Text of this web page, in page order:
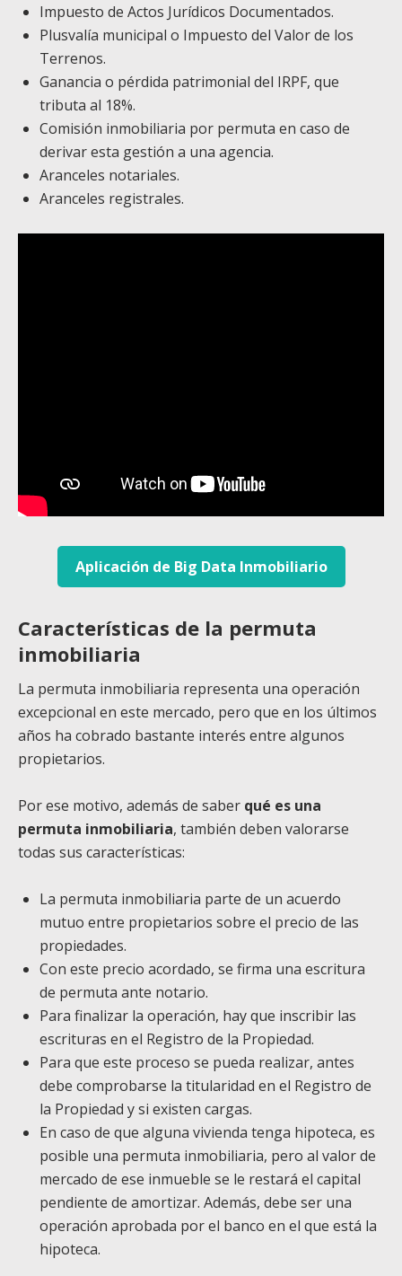
Impuesto de Actos Jurídicos Documentados.
Plusvalía municipal o Impuesto del Valor de los
Terrenos.
Ganancia o pérdida patrimonial del IRPF, que
tributa al 18%.
Comisión inmobiliaria por permuta en caso de
derivar esta gestión a una agencia.
Aranceles notariales.
Aranceles registrales.
Aplicación de Big Data Inmobiliario
Características de la permuta
inmobiliaria
La permuta inmobiliaria representa una operación
excepcional en este mercado, pero que en los últimos
años ha cobrado bastante interés entre algunos
propietarios.
Por ese motivo, además de saber qué es una
permuta inmobiliaria, también deben valorarse
todas sus características:
La permuta inmobiliaria parte de un acuerdo
mutuo entre propietarios sobre el precio de las
propiedades.
Con este precio acordado, se firma una escritura
de permuta ante notario.
Para finalizar la operación, hay que inscribir las
escrituras en el Registro de la Propiedad.
Para que este proceso se pueda realizar, antes
debe comprobarse la titularidad en el Registro de
la Propiedad y si existen cargas.
En caso de que alguna vivienda tenga hipoteca, es
posible una permuta inmobiliaria, pero al valor de
mercado de ese inmueble se le restará el capital
pendiente de amortizar. Además, debe ser una
operación aprobada por el banco en el que está la
hipoteca.